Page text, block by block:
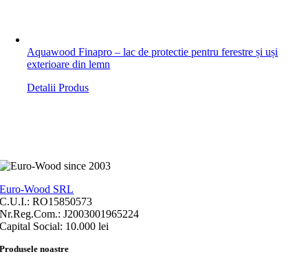
Aquawood Finapro – lac de protectie pentru ferestre și uși
exterioare din lemn
Detalii Produs
Euro-Wood SRL
C.U.I.: RO15850573
Nr.Reg.Com.: J2003001965224
Capital Social: 10.000 lei
Produsele noastre